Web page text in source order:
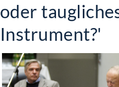
oder
Instrument?'